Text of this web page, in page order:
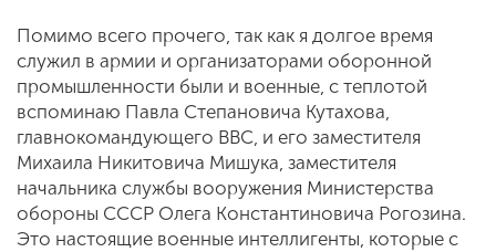
Помимо всего прочего, так как я долгое время
служил в армии и организаторами оборонной
промышленности были и военные, с теплотой
вспоминаю Павла Степановича Кутахова,
главнокомандующего ВВС, и его заместителя
Михаила Никитовича Мишука, заместителя
начальника службы вооружения Министерства
обороны СССР Олега Константиновича Рогозина.
Это настоящие военные интеллигенты, которые с